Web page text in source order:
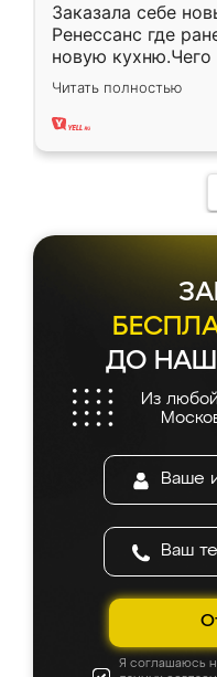
Заказала себе
Ренессанс где
новую кухню.Чего
вполне довольна.
два года,
Читать полностью
ДО
Из
Я соглашаюсь